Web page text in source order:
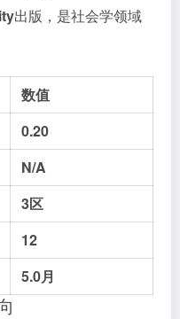
出版，是社会学领域
数值
0.20
N/A
3区
12
5.0月